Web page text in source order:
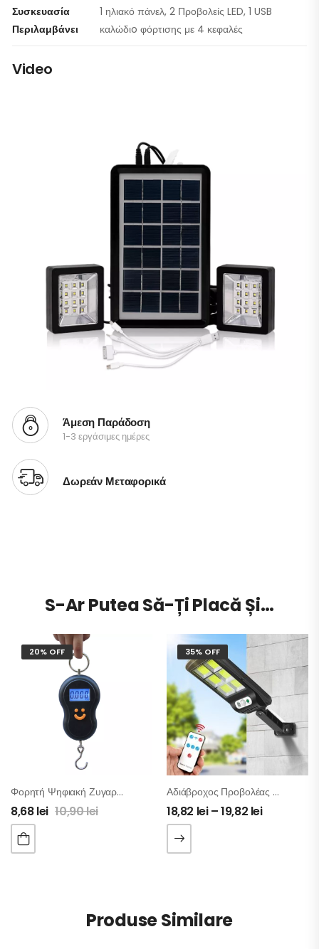
Συσκευασία
Περιλαμβάνει
1 ηλιακό πάνελ, 2 Προβολείς LED, 1 USB
καλώδιo φόρτισης με 4 κεφαλές
Video
Άμεση Παράδοση
1-3 εργάσιμες ημέρες
Δωρεάν Μεταφορικά
S-Ar Putea Să-Ți Placă Și…
20% OFF
Φορητή Ψηφιακή Ζυγαριά
8,68lei 10,90lei
35% OFF
Αδιάβροχος Προβολέας Τοίχου Με Αισθητήρα Κίνησης
18,82 lei–19,82 lei
Produse Similare